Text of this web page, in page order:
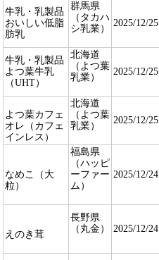
牛乳・乳製品
おいしい低脂
肪乳
群馬県
（タカハ
シ乳業）
2025/12/25
牛乳・乳製品
よつ葉牛乳
（UHT）
北海道
（よつ葉
乳業）
2025/12/25
よつ葉カフェ
オレ（カフェ
インレス）
北海道
（よつ葉
乳業）
2025/12/25
なめこ（大
粒）
福島県
（ハッピ
ーファー
ム）
2025/12/24
えのき茸
長野県
（丸金）
2025/12/24